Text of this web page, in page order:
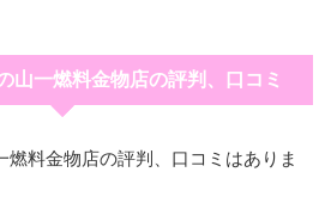
山一燃料金物店の評判、口コミ
燃料金物店の評判、口コミはありま